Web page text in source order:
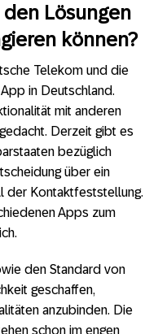
Lösungen
können?
Telekom und die
in Deutschland.
mit anderen
Derzeit gibt es
bezüglich
über ein
der Kontaktfeststellung.
Apps zum
den Standard von
geschaffen,
anzubinden. Die
schon im engen